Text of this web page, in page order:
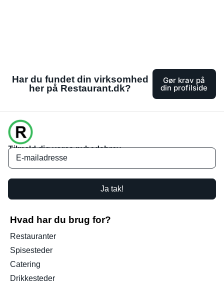
Har du fundet din virksomhed
her på Restaurant.dk?
Gør krav på
din profilside
Tilmeld dig vores nyhedsbrev
Ja tak!
Hvad har du brug for?
Restauranter
Spisesteder
Catering
Drikkesteder